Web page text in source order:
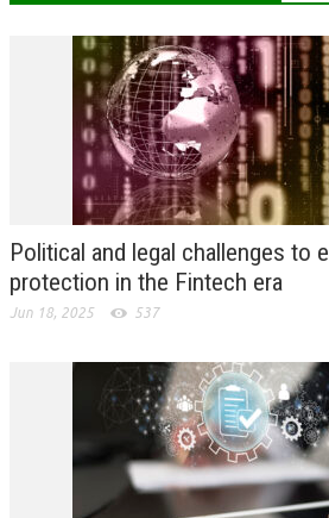
RISK MANAGEMENT
SVILUPPO SOSTENIBILE
PERSONA E CITTÀ
L’UMANISTA
DIRITTO PENALE D’IMPRESA
DIRITTO DEL LAVORO
DIRITTO DEL WEB
DIRITTO DELLE IMPRESE IN CRISI
CRIMINOLOGIA E CRIMINALISTICA
SICUREZZA SUL LAVORO
Political and legal challenges to
protection in the Fintech era
Jun 18, 2025 537